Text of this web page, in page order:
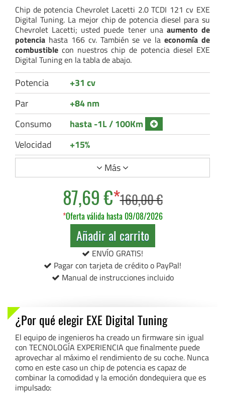
Chip de potencia Chevrolet Lacetti 2.0 TCDI 121 cv EXE
Digital Tuning. La mejor chip de potencia diesel para su
Chevrolet Lacetti; usted puede tener una aumento de
potencia hasta 166 cv. También se ve laeconomía de
combustiblecon nuestros chip de potencia diesel EXE
Digital Tuning en la tabla de abajo.
Potencia
+31 cv
Par
+84 nm
Consumo
hasta -1L / 100Km
Velocidad
+15%
Más
87,69 €*160,00 €
*Oferta válida hasta 09/08/2026
Añadir al carrito
ENVÍO GRATIS!
Pagar con tarjeta de crédito o PayPal!
Manual de instrucciones incluido
¿Por qué elegir EXE Digital Tuning
El equipo de ingenieros ha creado un firmware sin igual
con TECNOLOGÍA EXPERIENCIA que finalmente puede
aprovechar al máximo el rendimiento de su coche. Nunca
como en este caso un chip de potencia es capaz de
combinar la comodidad y la emoción dondequiera que es
impulsado: